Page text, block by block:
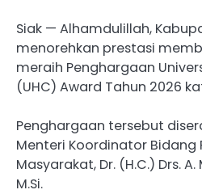
Siak — Alhamdulillah,
menorehkan prestasi
meraih Penghargaan
(UHC) Award Tahun 2026
Penghargaan tersebut
Menteri Koordinator Bidang
Masyarakat, Dr. (H.C.) Drs.
M.Si.